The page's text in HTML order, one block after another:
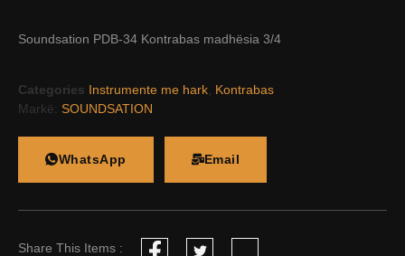
Soundsation PDB-34 Kontrabas madhësia 3/4
Categories Instrumente me hark Kontrabas
Markë: SOUNDSATION
WhatsApp Email
Share This Items :